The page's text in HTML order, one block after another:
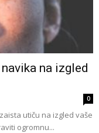
na izgled
0
utiču na izgled vaše
ogromnu...